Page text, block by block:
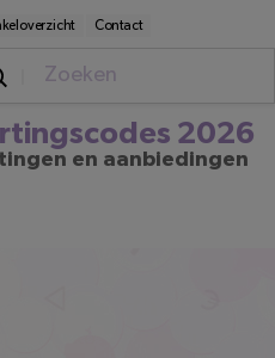
Contact
kortingscodes 20262026
en aanbiedingen